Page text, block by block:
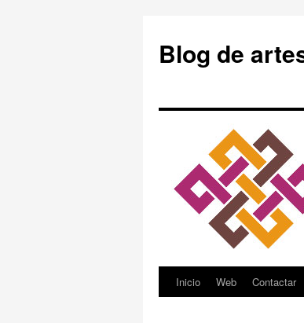
Blog de
Saltar
Inicio Web Contactar